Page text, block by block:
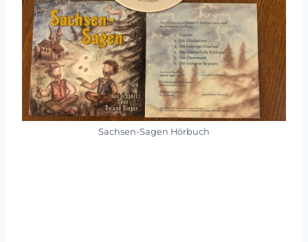
Sachsen-Sagen Hörbuch